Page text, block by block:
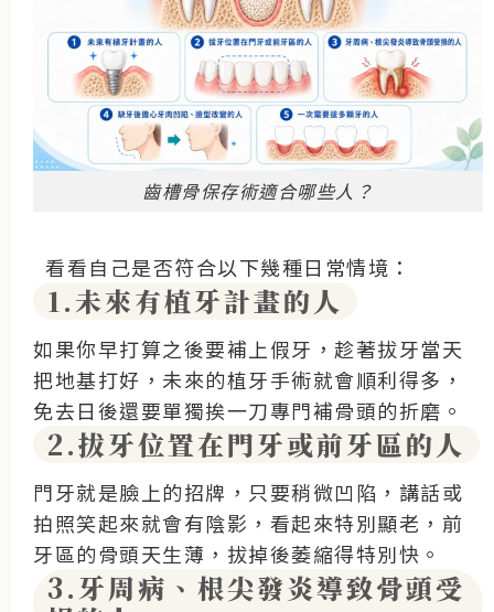
齒槽骨保存術適合哪些人？
看看自己是否符合以下幾種日常情境：
1.未來有植牙計畫的人
如果你早打算之後要補上假牙，趁著拔牙當天
把地基打好，未來的植牙手術就會順利得多，
免去日後還要單獨挨一刀專門補骨頭的折磨。
2.拔牙位置在門牙或前牙區的人
門牙就是臉上的招牌，只要稍微凹陷，講話或
拍照笑起來就會有陰影，看起來特別顯老，前
牙區的骨頭天生薄，拔掉後萎縮得特別快。
3.牙周病、根尖發炎導致骨頭受